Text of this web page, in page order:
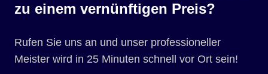
zu einem vernünftigen Preis?
Rufen Sie uns an und unser professioneller
Meister wird in 25 Minuten schnell vor Ort sein!